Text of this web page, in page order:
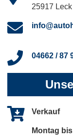
25917 Leck
04662 / 87
Verkauf
Montag